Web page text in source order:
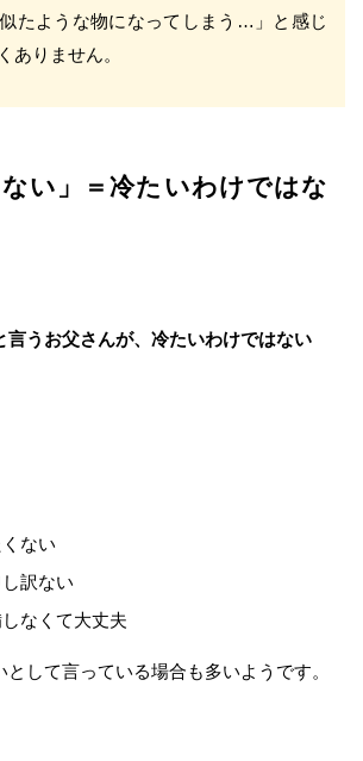
たような物になってしまう…」と感じ
ありません。
ない」＝冷たいわけではな
言うお父さんが、冷たいわけではない
ない
訳ない
なくて大丈夫
して言っている場合も多いようです。